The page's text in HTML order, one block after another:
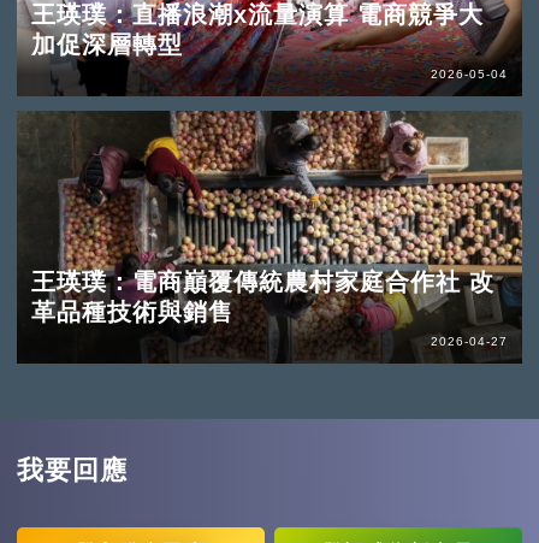
王瑛璞：直播浪潮x流量演算 電商競爭大
加促深層轉型
2026-05-04
王瑛璞：電商巔覆傳統農村家庭合作社 改
革品種技術與銷售
2026-04-27
我要回應